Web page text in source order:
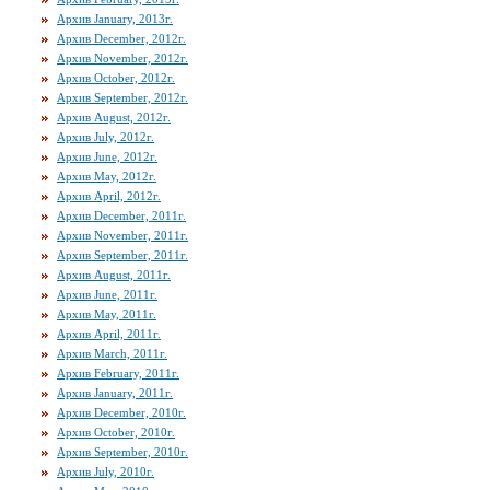
Архив January, 2013г.
Архив December, 2012г.
Архив November, 2012г.
Архив October, 2012г.
Архив September, 2012г.
Архив August, 2012г.
Архив July, 2012г.
Архив June, 2012г.
Архив May, 2012г.
Архив April, 2012г.
Архив December, 2011г.
Архив November, 2011г.
Архив September, 2011г.
Архив August, 2011г.
Архив June, 2011г.
Архив May, 2011г.
Архив April, 2011г.
Архив March, 2011г.
Архив February, 2011г.
Архив January, 2011г.
Архив December, 2010г.
Архив October, 2010г.
Архив September, 2010г.
Архив July, 2010г.